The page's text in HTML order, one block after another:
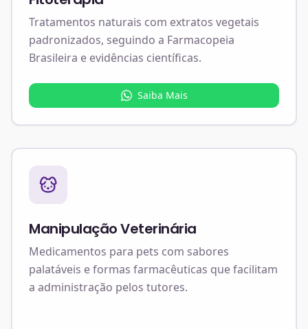
Tratamentos naturais com extratos vegetais
padronizados, seguindo a Farmacopeia
Brasileira e evidências científicas.
Saiba Mais
Manipulação Veterinária
Medicamentos para pets com sabores
palatáveis e formas farmacêuticas que facilitam
a administração pelos tutores.